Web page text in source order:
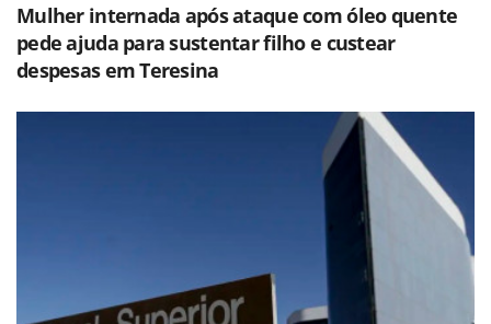
Mulher internada após ataque com óleo quente
pede ajuda para sustentar filho e custear
despesas em Teresina